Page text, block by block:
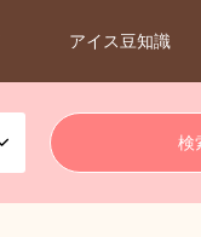
アイス豆知識